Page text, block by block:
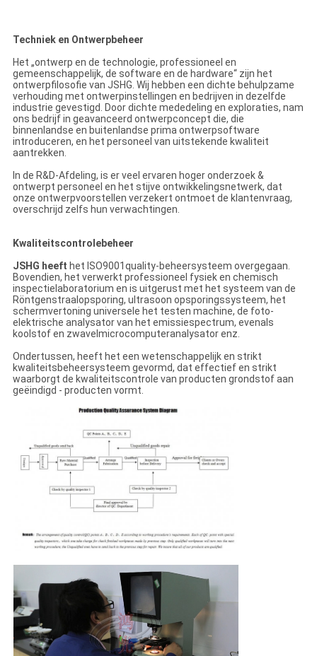
Techniek en Ontwerpbeheer
Het „ontwerp en de technologie, professioneel en
gemeenschappelijk, de software en de hardware“ zijn het
ontwerpfilosofie van JSHG. Wij hebben een dichte behulpzame
verhouding met ontwerpinstellingen en bedrijven in dezelfde
industrie gevestigd. Door dichte mededeling en exploraties, nam
ons bedrijf in geavanceerd ontwerpconcept die, die
binnenlandse en buitenlandse prima ontwerpsoftware
introduceren, en het personeel van uitstekende kwaliteit
aantrekken.
In de R&D-Afdeling, is er veel ervaren hoger onderzoek &
ontwerpt personeel en het stijve ontwikkelingsnetwerk, dat
onze ontwerpvoorstellen verzekert ontmoet de klantenvraag,
overschrijd zelfs hun verwachtingen.
Kwaliteitscontrolebeheer
JSHG heeft het ISO9001quality-beheersysteem overgegaan.
Bovendien, het verwerkt professioneel fysiek en chemisch
inspectielaboratorium en is uitgerust met het systeem van de
Röntgenstraalopsporing, ultrasoon opsporingssysteem, het
schermvertoning universele het testen machine, de foto-
elektrische analysator van het emissiespectrum, evenals
koolstof en zwavelmicrocomputeranalysator enz.
Ondertussen, heeft het een wetenschappelijk en strikt
kwaliteitsbeheersysteem gevormd, dat effectief en strikt
waarborgt de kwaliteitscontrole van producten grondstof aan
geëindigd - producten vormt.